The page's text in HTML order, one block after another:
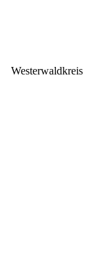
Westerwaldkreis